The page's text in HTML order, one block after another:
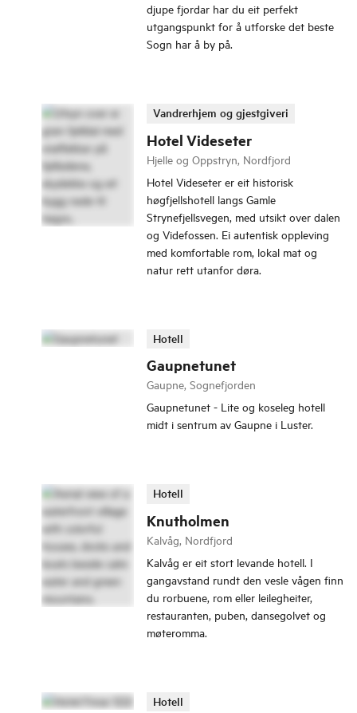
djupe fjordar har du eit perfekt
utgangspunkt for å utforske det beste
Sogn har å by på.
Hotel Videseter
Vandrerhjem og gjestgiveri
Hjelle og Oppstryn, Nordfjord
Hotel Videseter er eit historisk
høgfjellshotell langs Gamle
Strynefjellsvegen, med utsikt over dalen
og Videfossen. Ei autentisk oppleving
med komfortable rom, lokal mat og
natur rett utanfor døra.
Gaupnetunet
Hotell
Gaupne, Sognefjorden
Gaupnetunet - Lite og koseleg hotell
midt i sentrum av Gaupne i Luster.
Knutholmen
Hotell
Kalvåg, Nordfjord
Kalvåg er eit stort levande hotell. I
gangavstand rundt den vesle vågen finn
du rorbuene, rom eller leilegheiter,
restauranten, puben, dansegolvet og
møteromma.
Hotell